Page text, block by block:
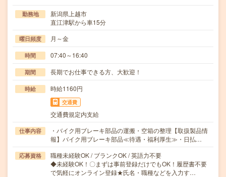
勤務地
新潟県上越市
直江津駅から車15分
曜日頻度 月～金
時間 07:40～16:40
期間 長期でお仕事できる方、大歓迎！
時給 時給1160円
交通費
交通費規定内支給
仕事内容
・バイク用ブレーキ部品の運搬・空箱の整理【取扱製品情
報】バイク用ブレーキ部品≪待遇・福利厚生≫・日払…
応募資格
職種未経験OK / ブランクOK / 英語力不要
◆未経験OK！〇まずは事前登録だけでもOK！履歴書不要
で気軽にオンライン登録★氏名・職種などを入力す…